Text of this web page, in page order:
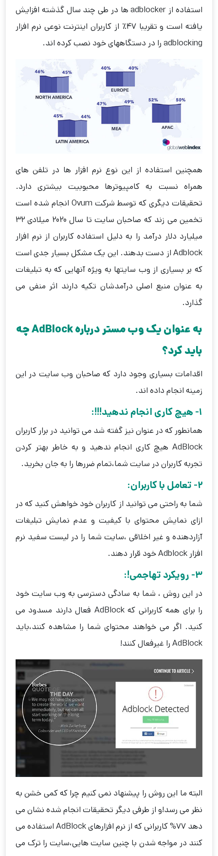
استفاده از adblocker ها در طی چند سال گذشته افزایش
یافته است و تقریبا 47٪ از کاربران اینترنت نوعی نرم افزار
adblocking را در دستگاههای خود نصب کرده اند.
همچنین استفاده از این نوع نرم افزار ها در تلفن های
همراه نسبت به کامپیوترها محبوبیت بیشتری دارد.
تحقیقات دیگری که توسط شرکت Ovum انجام شده است
تخمین می زند که صاحبان سایت تا سال 2020 میلادی 32
میلیارد دلار درآمد را به دلیل استفاده کاربران از نرم افزار
Adblock از دست بدهند. این یک مشکل بسیار جدی است
که بر بسیاری از وب سایتها به ویژه آنهایی که به تبلیغات
به عنوان منبع اصلی درآمدشان تکیه دارند اثر منفی می
گذارد.
به عنوان یک وب مستر دربارهAdBlockچه
باید کرد؟
اقدامات بسیاری وجود دارد که صاحبان وب سایت در این
زمینه انجام داده اند.
1- هیچ کاری انجام ندهید!!!:
همانطور که در عنوان نیز گفته شد می توانید در برار کاربران
AdBlock هیچ کاری انجام ندهید و به خاطر بهتر کردن
تجربه کاربران در سایت شما،تمام ضررها را به جان بخرید.
2- تعامل با کاربران:
شما به راحتی می توانید از کاربران خود خواهش کنید که در
ازای نمایش محتوای با کیفیت و عدم نمایش تبلیغات
آزاردهنده و غیر اخلاقی ،سایت شما را در لیست سفید نرم
افزار Adblock خود قرار دهند.
3- رویکرد تهاجمی!:
در این روش ، شما به سادگی دسترسی به وب سایت خود
را برای همه کاربرانی که AdBlock فعال دارند مسدود می
کنید. اگر می خواهند محتوای شما را مشاهده کنند،باید
AdBlock را غیرفعال کنند!
البته ما این روش را پیشنهاد نمی کنیم چرا که کمی خشن به
نظر می رسد!و از طرفی دیگر تحقیقات انجام شده نشان می
دهد 77% کاربرانی که از نرم افزارهای AdBlock استفاده می
کنند در مواجه شدن با چنین سایت هایی،سایت را ترک می